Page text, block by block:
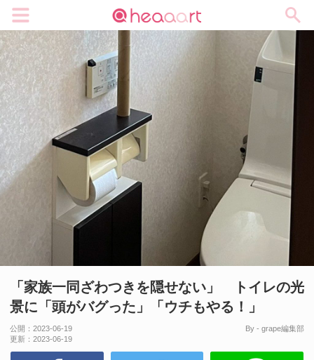
「家族一同ざわつきを隠せない」 トイレの光
景に「頭がバグった」「ウチもやる！」
公開： 2023-06-19
更新： 2023-06-19
By - grape編集部